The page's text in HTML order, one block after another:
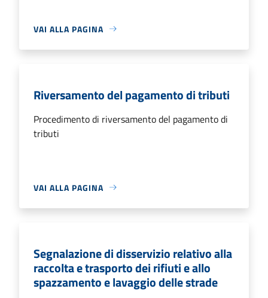
VAI ALLA PAGINA
Riversamento del pagamento di tributi
Procedimento di riversamento del pagamento di
tributi
VAI ALLA PAGINA
Segnalazione di disservizio relativo alla
raccolta e trasporto dei rifiuti e allo
spazzamento e lavaggio delle strade